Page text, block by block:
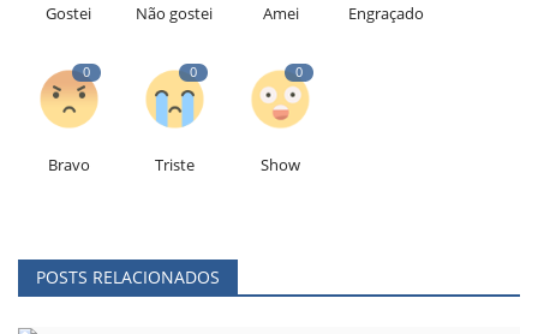
Gostei Não gostei Amei Engraçado
0
Bravo
0
Triste
0
Show
POSTS RELACIONADOS